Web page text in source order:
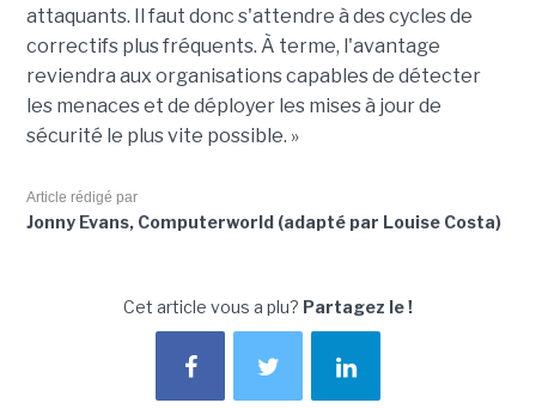
attaquants. Il faut donc s'attendre à des cycles de
correctifs plus fréquents. À terme, l'avantage
reviendra aux organisations capables de détecter
les menaces et de déployer les mises à jour de
sécurité le plus vite possible. »
Article rédigé par
Jonny Evans, Computerworld (adapté par Louise Costa)
Cet article vous a plu? Partagez le !